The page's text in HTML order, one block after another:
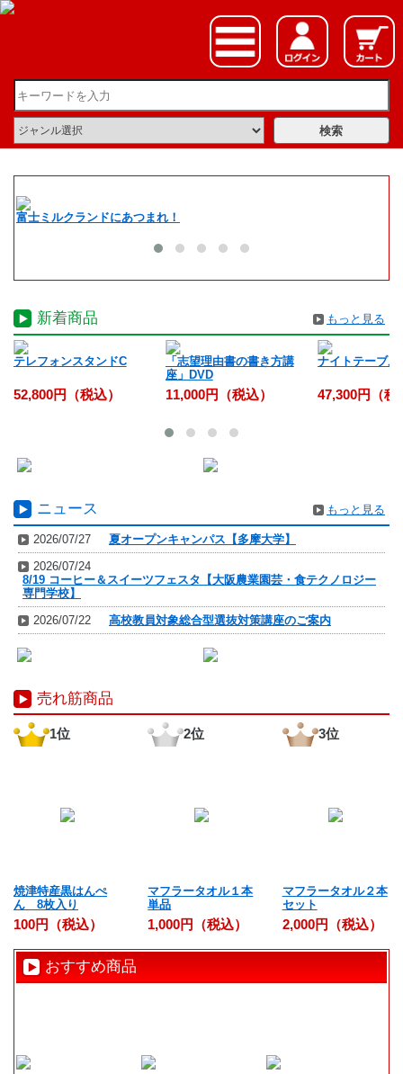
富士ミルクランドにあつまれ！
新着商品 もっと見る
テレフォンスタンドC
52,800円（税込）
「志望理由書の書き方講
座」DVD
11,000円（税込）
ナイトテーブル
47,300円（税
ニュース もっと見る
2026/07/27
夏オープンキャンパス【多摩大学】
2026/07/24
8/19 コーヒー＆スイーツフェスタ【大阪農業園芸・食テクノロジー
専門学校】
2026/07/22
高校教員対象総合型選抜対策講座のご案内
売れ筋商品
1位
焼津特産黒はんぺ
ん 8枚入り
100円（税込）
2位
マフラータオル１本
単品
1,000円（税込）
3位
マフラータオル２本
セット
2,000円（税込）
おすすめ商品